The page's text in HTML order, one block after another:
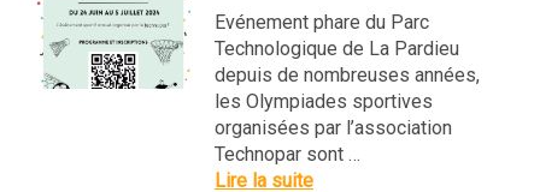
Evénement phare du Parc
Technologique de La Pardieu
depuis de nombreuses années,
les Olympiades sportives
organisées par l’association
Technopar sont …
Lire la suite